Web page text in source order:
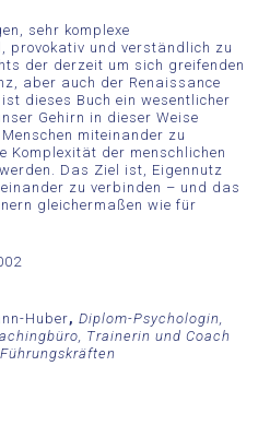
sehr komplexe
provokativ und verständlich zu
der derzeit um sich greifenden
aber auch der Renaissance
dieses Buch ein wesentlicher
Gehirn in dieser Weise
miteinander zu
Komplexität der menschlichen
Das Ziel ist, Eigennutz
zu verbinden – und das
gleichermaßen wie für
Huber, Diplom-Psychologin,
Trainerin und Coach